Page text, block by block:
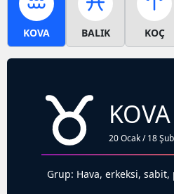
KOVA BALIK KOÇ
20 Ocak / 18
Grup: Hava, erkeksi,